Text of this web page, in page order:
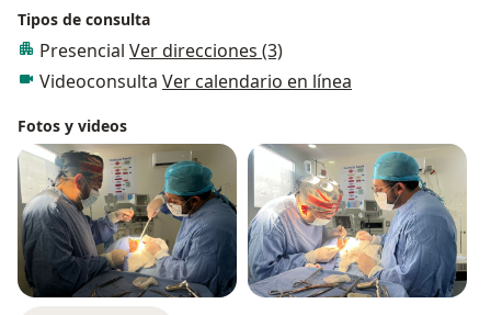
Tipos de consulta
Presencial Ver direcciones (3)
Videoconsulta Ver calendario en línea
Fotos y videos